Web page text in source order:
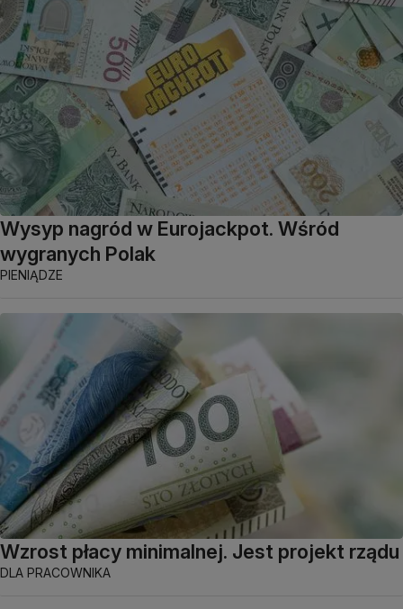
Wysyp nagród w Eurojackpot. Wśród
wygranych Polak
PIENIĄDZE
Wzrost płacy minimalnej. Jest projekt rządu
DLA PRACOWNIKA